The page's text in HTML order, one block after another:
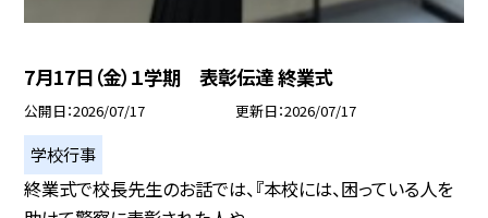
7月17日（金）１学期 表彰伝達 終業式
公開日 2026/07/17 更新日 2026/07/17
学校行事
終業式で校長先生のお話では、『本校には、困っている人を